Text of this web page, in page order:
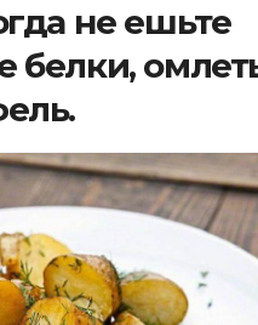
не ешьте
белки,